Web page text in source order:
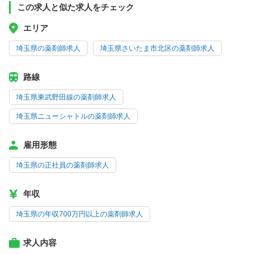
この求人と似た求人をチェック
エリア
埼玉県の薬剤師求人 埼玉県さいたま市北区の薬剤師求人
路線
埼玉県東武野田線の薬剤師求人
埼玉県ニューシャトルの薬剤師求人
雇用形態
埼玉県の正社員の薬剤師求人
年収
埼玉県の年収700万円以上の薬剤師求人
求人内容